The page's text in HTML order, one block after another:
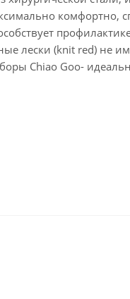
комфортно,
лески (knit red) не
Chiao Goo-